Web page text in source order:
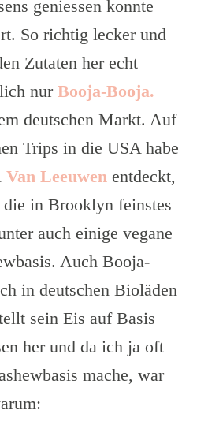
geniessen konnte
So richtig lecker und
Zutaten her echt
nurBooja-Booja.
deutschen Markt. Auf
Trips in die USA habe
Van Leeuwen entdeckt,
in Brooklyn feinstes
auch einige vegane
Auch Booja-
in deutschen Bioläden
sein Eis auf Basis
her und da ich ja oft
mache, war